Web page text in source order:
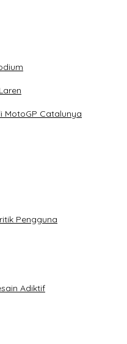
MotoGP Catalunya
Pengguna
Adiktif